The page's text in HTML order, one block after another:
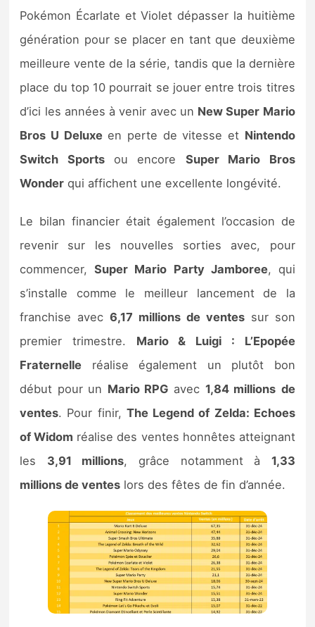
Pokémon Écarlate et Violet dépasser la huitième
génération pour se placer en tant que deuxième
meilleure vente de la série, tandis que la dernière
place du top 10 pourrait se jouer entre trois titres
d’ici les années à venir avec un New Super Mario
Bros U Deluxeen perte de vitesse et Nintendo
Switch Sportsou encore Super Mario Bros
Wonder qui affichent une excellente longévité.
Le bilan financier était également l’occasion de
revenir sur les nouvelles sorties avec, pour
commencer,Super Mario Party Jamboree, qui
s’installe comme le meilleur lancement de la
franchise avec6,17 millions de ventessur son
premier trimestre. Mario & Luigi : L’Epopée
Fraternelle réalise également un plutôt bon
début pour un Mario RPG avec 1,84 millions de
ventes. Pour finir, The Legend of Zelda: Echoes
of Widom réalise des ventes honnêtes atteignant
les 3,91 millions, grâce notamment à 1,33
millions de ventes lors des fêtes de fin d’année.